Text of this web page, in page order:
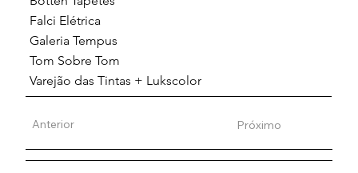
Falci Elétrica
Galeria Tempus
Tom Sobre Tom
Varejão das Tintas + Lukscolor
Anterior Próximo